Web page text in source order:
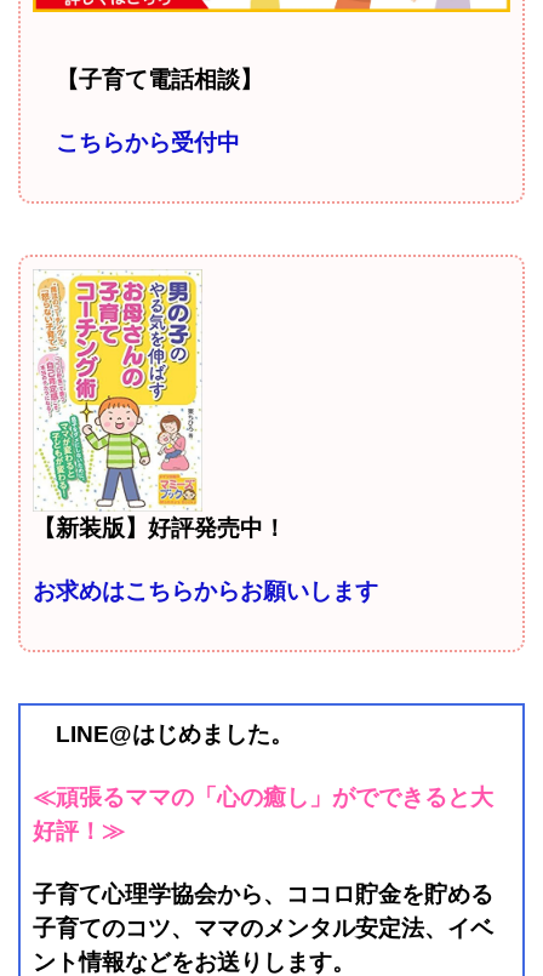
【子育て電話相談】
こちらから受付中
【新装版】好評発売中！
お求めはこちらからお願いします
LINE@はじめました。
≪頑張るママの「心の癒し」がでできると大
好評！≫
子育て心理学協会から、ココロ貯金を貯める
子育てのコツ、ママのメンタル安定法、イベ
ント情報などをお送りします。